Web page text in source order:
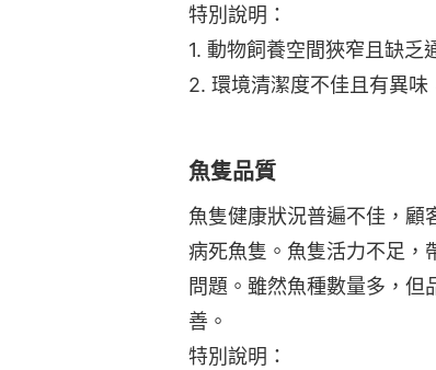
特別說明：
1. 動物飼養空間狹窄且缺乏
2. 環境清潔度不佳且有異味
魚隻品質
魚隻健康狀況普遍不佳，顧
病死魚隻。魚隻活力不足，
問題。雖然魚種數量多，
善。
特別說明：